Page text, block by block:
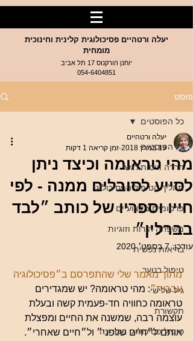
יעלה ורטהיים פסיכולוגית קלינית וחינוכית
מומחית
יוחנן הורקנוס 17 תל אביב
054-6404851
פוסט
כל הפוסטים
חרדה וויסות רגשי
תהליך הטיפול הפסיכולוגי
פרסומים מקצועיים
משפחה הורות וזוגיות
בריאות נפשית
טיפול בנוער
גיל שלישי
תקשורת
טיפול פסיכולוגי בקורונה
כל הפוסטים
מהי טראומה וכיצד ניתן
לסייע לסובלים ממנה - לפי
חייו וספריו של כותב ״לבד
בברלין״
יעלה ורטהיים
19 במרץ 2018
זמן קריאה 1 דקות
עודכן:7 בספט׳ 2020
מתוך מאמר שלי שהתפרסם ב״פסיכולוגיה
עברית״: מהי טראומה? יש שמגדירים
טראומה כחוויה חד-פעמית קשה ובעלת
עוצמה רבה, שמשנה את החיים ומפצלת
אותם ל״חיים שלפני״ ול״חיים שאחרי״.